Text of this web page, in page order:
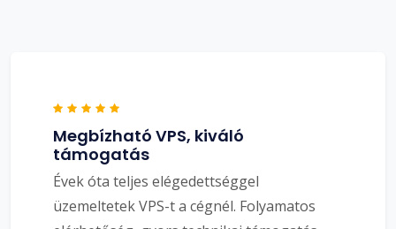
Megbízható VPS, kiváló
támogatás
Évek óta teljes elégedettséggel
üzemeltetek VPS-t a cégnél. Folyamatos